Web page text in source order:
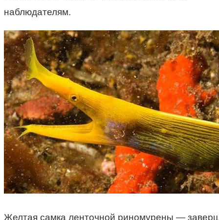
наблюдателям.
Желтая самка ленточной риномурены —